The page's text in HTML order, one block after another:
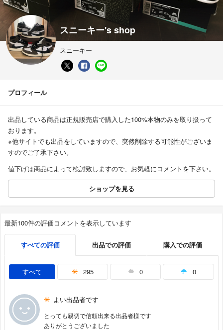
スニーキー's shop
スニーキー
プロフィール
出品している商品は正規販売店で購入した100%本物のみを取り扱って
おります。
※他サイトでも出品をしていますので、突然削除する可能性がございま
すのでご了承下さい。
値下げは商品によって検討致しますので、お気軽にコメントを下さい。
ショップを見る
最新100件の評価コメントを表示しています
すべての評価 出品での評価 購入での評価
すべて 295 0 0
よい出品者です
とっても親切で信頼出来る出品者様です
ありがとうございました